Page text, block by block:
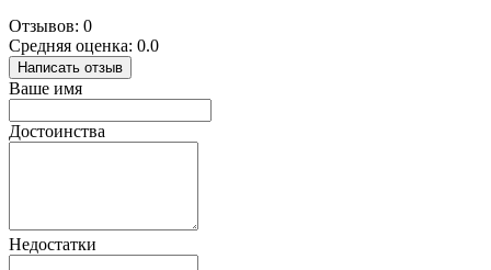
Отзывов: 0
Средняя оценка: 0.0
Написать отзыв
Ваше имя
Достоинства
Недостатки